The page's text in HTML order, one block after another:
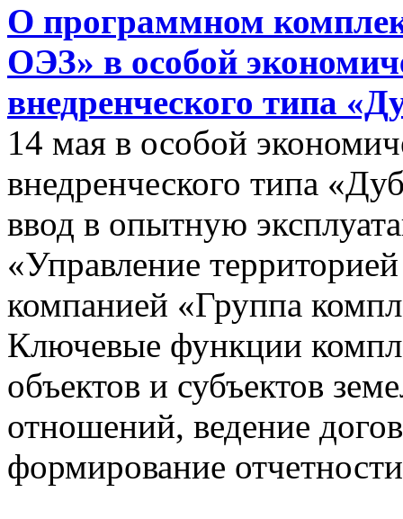
О программном
ОЭЗ» в особой
внедренческого типа
14 мая в особой
внедренческого типа
ввод в опытную
«Управление
компанией «Группа
Ключевые функции
объектов и субъектов
отношений, ведение
формирование